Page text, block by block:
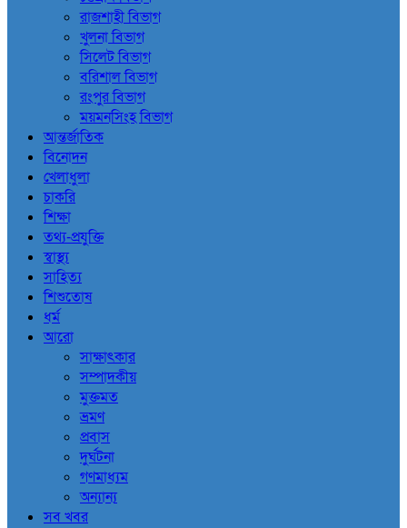
রাজশাহী বিভাগ
খুলনা বিভাগ
সিলেট বিভাগ
বরিশাল বিভাগ
রংপুর বিভাগ
ময়মনসিংহ বিভাগ
আন্তর্জাতিক
বিনোদন
খেলাধুলা
চাকরি
শিক্ষা
তথ্য-প্রযুক্তি
স্বাস্থ্য
সাহিত্য
শিশুতোষ
ধর্ম
আরো
সাক্ষাৎকার
সম্পাদকীয়
মুক্তমত
ভ্রমণ
প্রবাস
দুর্ঘটনা
গণমাধ্যম
অন্যান্য
সব খবর